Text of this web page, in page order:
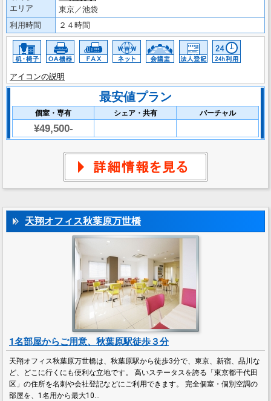
エリア
東京／池袋
利用時間
２４時間
アイコンの説明
最安値プラン
個室・専有 シェア・共有 バーチャル
¥49,500-
天翔オフィス秋葉原万世橋
1名部屋からご用意、秋葉原駅徒歩３分
天翔オフィス秋葉原万世橋は、秋葉原駅から徒歩3分で、東京、新宿、品川な
ど、どこに行くにも便利な立地です。 高いステータスを誇る「東京都千代田
区」の住所を名刺や会社登記などにご利用できます。 完全個室・個別空調の
部屋を、1名用から最大10…